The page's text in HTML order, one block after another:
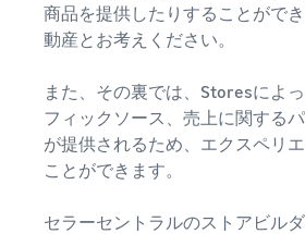
商品を提供したりすることがで
動産とお考えください。
また、その裏では、Storesによ
フィックソース、売上に関する
が提供されるため、エクスペリ
ことができます。
セラーセントラルのストアビルダ